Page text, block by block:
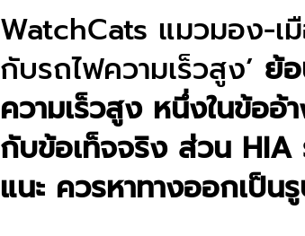
WatchCats แมวมอง-เ
กับรถไฟความเร็วสูง’ ย้
ความเร็วสูง หนึ่งในข้ออ้
กับข้อเท็จจริง ส่วน
แนะ ควรหาทางออกเป็น